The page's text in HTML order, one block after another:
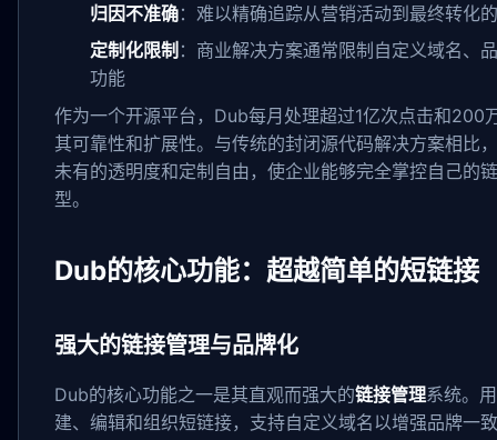
归因不准确：难以精确追踪从营销活动到最终转化
定制化限制 ：商业解决方案通常限制自定义域名、
功能
作为一个开源平台，Dub每月处理超过1亿次点击和200
其可靠性和扩展性。与传统的封闭源代码解决方案相比
未有的透明度和定制自由，使企业能够完全掌控自己的
型。
Dub的核心功能：超越简单的短链接
强大的链接管理与品牌化
Dub的核心功能之一是其直观而强大的链接管理系统。
建、编辑和组织短链接，支持自定义域名以增强品牌一